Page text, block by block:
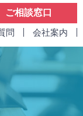
問 会社案内
ご相談窓口